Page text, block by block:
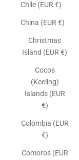
Chile (EUR €)
China (EUR €)
Christmas
Island (EUR €)
Cocos
(Keeling)
Islands (EUR
€)
Colombia (EUR
€)
Comoros (EUR